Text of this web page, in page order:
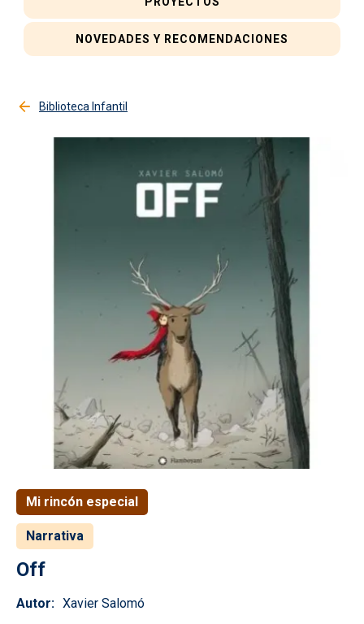
NOVEDADES Y RECOMENDACIONES
Biblioteca Infantil
Mi rincón especial
Narrativa
Off
Autor
Xavier Salomó